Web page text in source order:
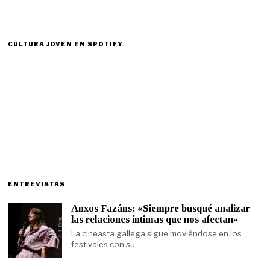
CULTURA JOVEN EN SPOTIFY
ENTREVISTAS
Anxos Fazáns: «Siempre busqué analizar
las relaciones íntimas que nos afectan»
La cineasta gallega sigue moviéndose en los
festivales con su